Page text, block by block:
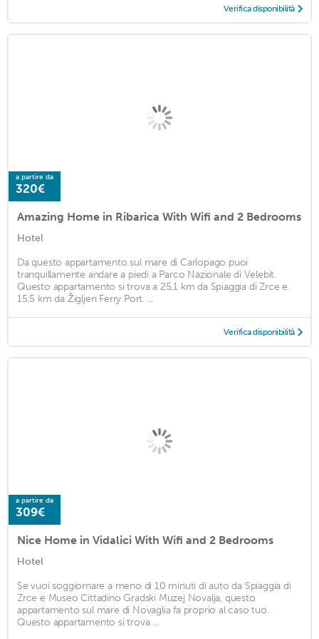
Verifica disponibilità
a partire da
320€
Amazing Home in Ribarica With Wifi and 2 Bedrooms
Hotel
Da questo appartamento sul mare di Carlopago puoi
tranquillamente andare a piedi a Parco Nazionale di Velebit.
Questo appartamento si trova a 25,1 km da Spiaggia di Zrce e
15,5 km da Žigljen Ferry Port. ...
Verifica disponibilità
a partire da
309€
Nice Home in Vidalici With Wifi and 2 Bedrooms
Hotel
Se vuoi soggiornare a meno di 10 minuti di auto da Spiaggia di
Zrce e Museo Cittadino Gradski Muzej Novalja, questo
appartamento sul mare di Novaglia fa proprio al caso tuo.
Questo appartamento si trova ...